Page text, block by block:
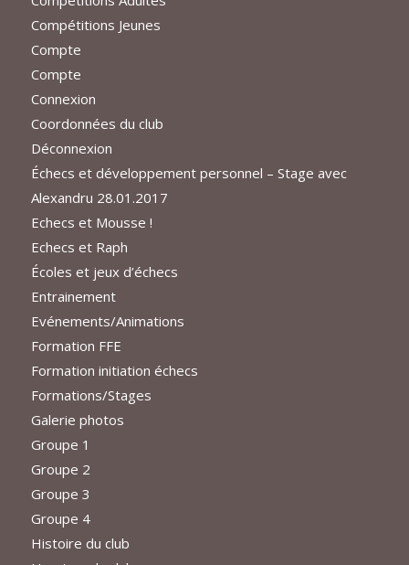
Compétitions Jeunes
Compte
Compte
Connexion
Coordonnées du club
Déconnexion
Échecs et développement personnel – Stage avec
Alexandru 28.01.2017
Echecs et Mousse !
Echecs et Raph
Écoles et jeux d’échecs
Entrainement
Evénements/Animations
Formation FFE
Formation initiation échecs
Formations/Stages
Galerie photos
Groupe 1
Groupe 2
Groupe 3
Groupe 4
Histoire du club